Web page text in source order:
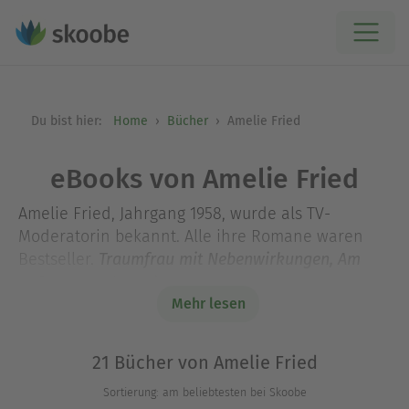
Du bist hier: Home Bücher Amelie Fried
eBooks von Amelie Fried
Amelie Fried, Jahrgang 1958, wurde als TV-
Moderatorin bekannt. Alle ihre Romane waren
nebenan, Liebes Leid und Lustund
ihre Kinderbücher erhielt sie verschiedene
Jugendliteraturpreis«. Zusammen mit ihrem Mann
Mehr lesen
21 Bücher von Amelie Fried
Sortierung: am beliebtesten bei Skoobe